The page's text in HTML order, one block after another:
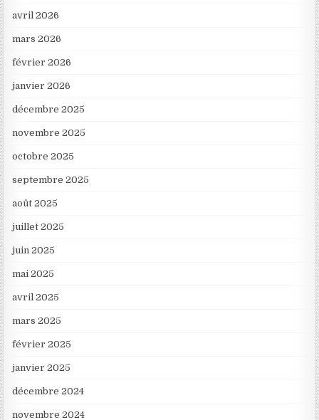
avril 2026
mars 2026
février 2026
janvier 2026
décembre 2025
novembre 2025
octobre 2025
septembre 2025
août 2025
juillet 2025
juin 2025
mai 2025
avril 2025
mars 2025
février 2025
janvier 2025
décembre 2024
novembre 2024